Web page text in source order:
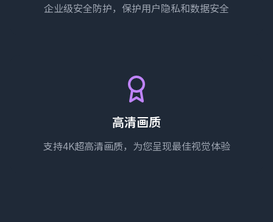
企业级安全防护，保护用户隐私和数据安全
高清画质
支持4K超高清画质，为您呈现最佳视觉体验